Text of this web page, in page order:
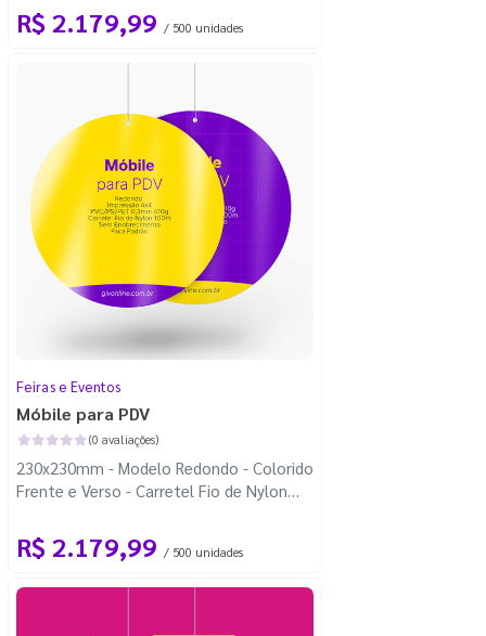
R$ 2.179,99 / 500 unidades
Feiras e Eventos
Móbile para PDV
(0 avaliações)
230x230mm - Modelo Redondo - Colorido
Frente e Verso - Carretel Fio de Nylon
R$ 2.179,99 / 500 unidades